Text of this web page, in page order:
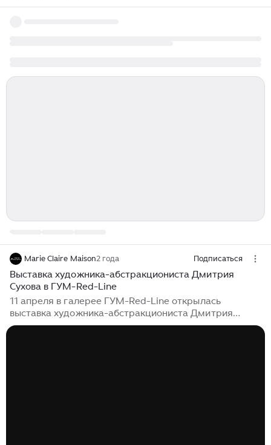
Marie Claire Maison2 года Подписаться
Выставка художника-абстракциониста Дмитрия
Сухова в ГУМ-Red-Line
11 апреля в галерее ГУМ-Red-Line открылась
выставка художника-абстракциониста Дмитрия
Сухова, вдохновившегося энергетикой Сибирского